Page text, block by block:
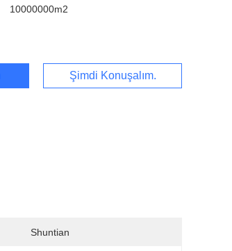
10000000m2
Şimdi Konuşalım.
Shuntian